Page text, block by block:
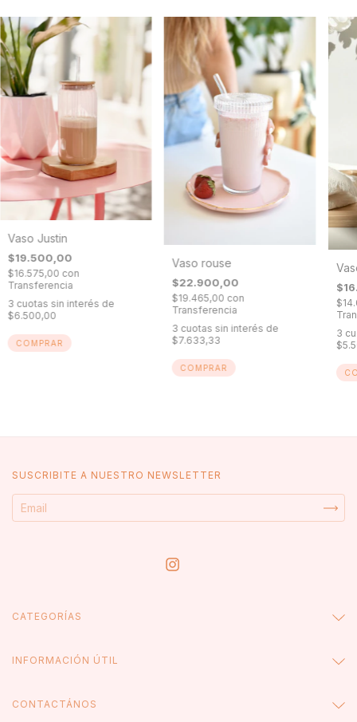
Vaso Justin
$19.500,00
$16.575,00 con
Transferencia
3 cuotas sin interés de
$6.500,00
Vaso rouse
$22.900,00
$19.465,00 con
Transferencia
3 cuotas sin interés de
$7.633,33
3
SUSCRIBITE A NUESTRO NEWSLETTER
CATEGORÍAS
INFORMACIÓN ÚTIL
CONTACTÁNOS